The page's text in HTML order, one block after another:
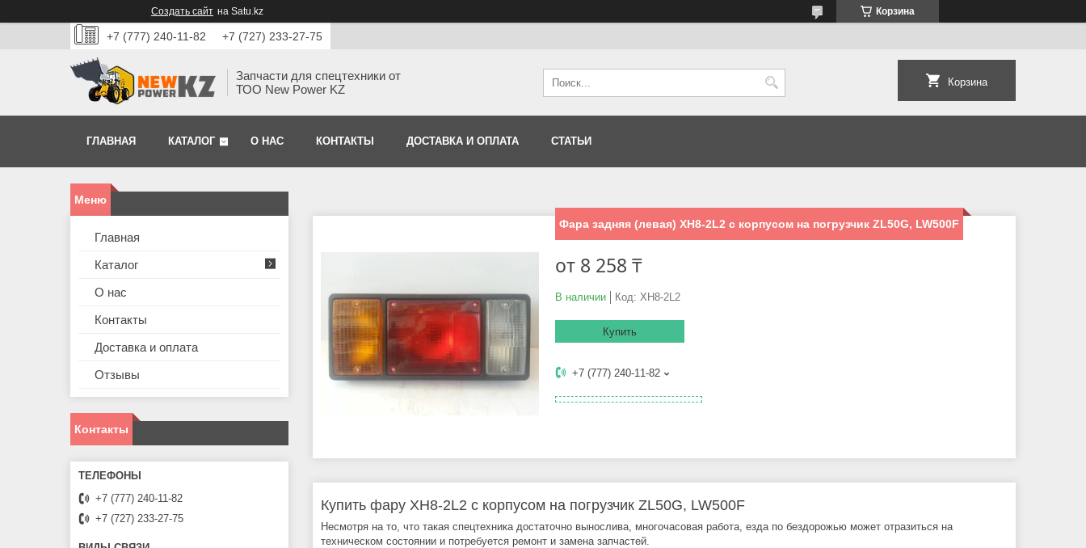
Создать сайт на Satu.kz Корзина
+7 (777) 240-11-82 +7 (727) 233-27-75
Запчасти для спецтехники от
ТОО New Power KZ
Корзина
ГЛАВНАЯ КАТАЛОГ О НАС КОНТАКТЫ ДОСТАВКА И ОПЛАТА СТАТЬИ
Фара задняя (левая) XH8-2L2 c корпусом на погрузчик ZL50G, LW500F
от 8 258 ₸
В наличии Код: XH8-2L2
Купить
+7 (777) 240-11-82
Купить фару XH8-2L2 c корпусом на погрузчик ZL50G, LW500F
Несмотря на то, что такая спецтехника достаточно вынослива, многочасовая работа, езда по бездорожью может отразиться на
техническом состоянии и потребуется ремонт и замена запчастей.
Главная
Каталог
О нас
Контакты
Доставка и оплата
Отзывы
Контакты
+7 (777) 240-11-82
+7 (727) 233-27-75